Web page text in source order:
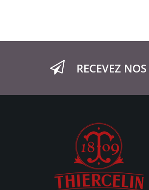
RECEVEZ NOS